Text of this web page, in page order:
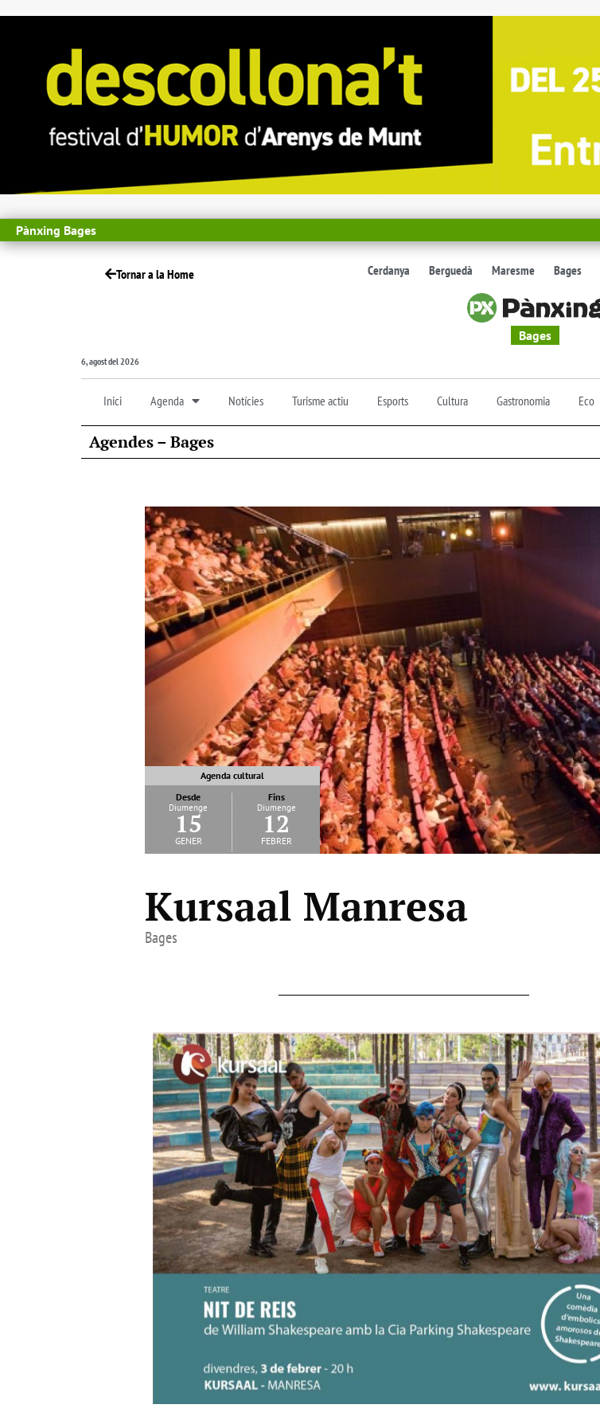
Pànxing Bages
Tornar a la Home Cerdanya Berguedà Maresme Bages
Bages
6, agost del 2026
Inici Agenda Notícies Turisme actiu Esports Cultura Gastronomia Eco
Agendes – Bages
Agenda cultural
Desde
Diumenge
15
gener
Fins
Diumenge
12
febrer
Kursaal Manresa
Bages